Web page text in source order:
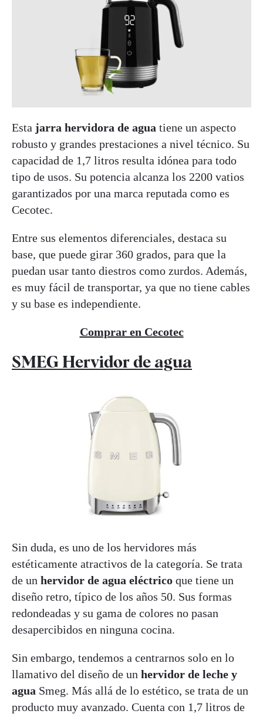
Esta jarra hervidora de agua tiene un aspecto
robusto y grandes prestaciones a nivel técnico. Su
capacidad de 1,7 litros resulta idónea para todo
tipo de usos. Su potencia alcanza los 2200 vatios
garantizados por una marca reputada como es
Cecotec.
Entre sus elementos diferenciales, destaca su
base, que puede girar 360 grados, para que la
puedan usar tanto diestros como zurdos. Además,
es muy fácil de transportar, ya que no tiene cables
y su base es independiente.
Comprar en Cecotec
SMEG Hervidor de agua
Sin duda, es uno de los hervidores más
estéticamente atractivos de la categoría. Se trata
de un hervidor de agua eléctrico que tiene un
diseño retro, típico de los años 50. Sus formas
redondeadas y su gama de colores no pasan
desapercibidos en ninguna cocina.
Sin embargo, tendemos a centrarnos solo en lo
llamativo del diseño de un hervidor de leche y
agua Smeg. Más allá de lo estético, se trata de un
producto muy avanzado. Cuenta con 1,7 litros de